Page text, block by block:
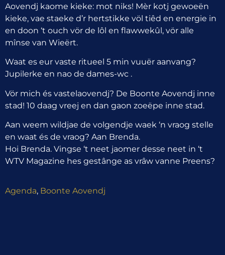
Aovendj kaome kieke: mot niks! Mèr kotj gewoeën
kieke, vae staeke d’r hertstikke völ tiêd en energie in
en doon ‘t ouch vör de lôl en flawwekûl, vör alle
mînse van Wieërt.
Waat es eur vaste ritueel 5 min vuuër aanvang?
Jupilerke en nao de dames-wc .
Vör mich és vastelaovendj? De Boonte Aovendj inne
stad! 10 daag vreej en dan gaon zoeëpe inne stad.
Aan weem wildjae de volgendje waek ‘n vraog stelle
en waat és de vraog? Aan Brenda.
Hoi Brenda. Vingse ‘t neet jaomer desse neet in ‘t
WTV Magazine hes gestânge as vrâw vanne Preens?
Agenda, Boonte Aovendj